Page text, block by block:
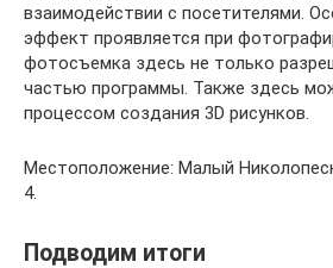
взаимодействии с посетителями.
эффект проявляется при
фотосъемка здесь не только
частью программы. Также здесь
процессом создания 3D рисунков.
Местоположение: Малый
4.
Подводим итоги